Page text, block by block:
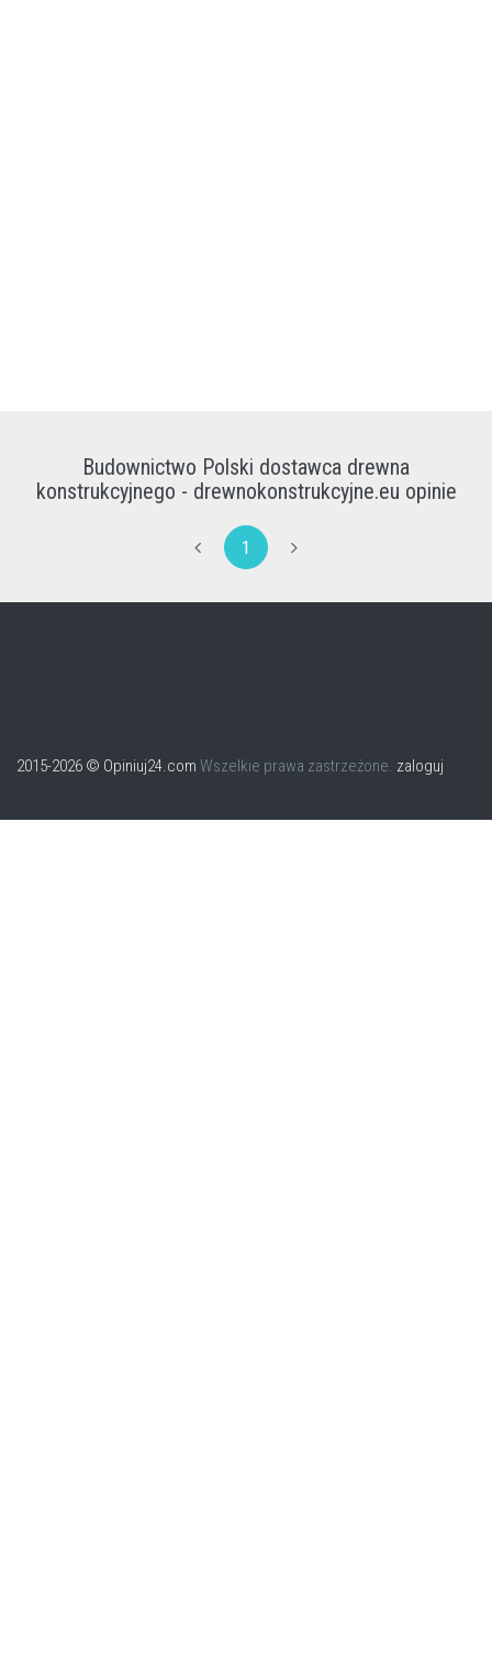
Budownictwo Polski dostawca drewna
konstrukcyjnego - drewnokonstrukcyjne.eu opinie
1
2015-2026 © Opiniuj24.com Wszelkie prawa zastrzeżone. zaloguj